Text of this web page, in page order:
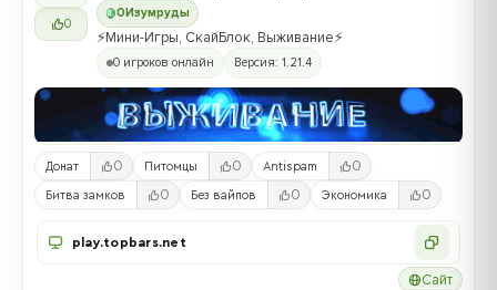
0
0 Изумруды
⚡Мини-Игры, СкайБлок, Выживание⚡
0 игроков онлайн Версия: 1.21.4
Донат 0 Питомцы 0 Antispam 0
Битва замков 0 Без вайпов 0 Экономика 0
play.topbars.net
Сайт